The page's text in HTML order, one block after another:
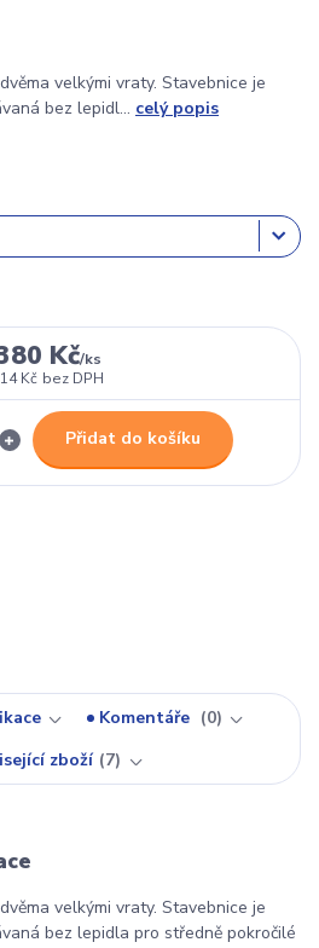
velkými vraty. Stavebnice je
bez lepidl... celý popis
Kč/ks
Kč bez DPH
Přidat do košíku
Komentáře
0
zboží 7
velkými vraty. Stavebnice je
bez lepidla pro středně pokročilé